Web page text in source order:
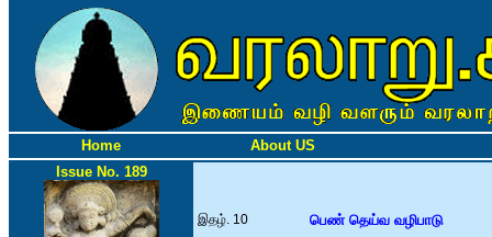
Home
About US
Issue No. 189
இதழ். 10 பெண் தெய்வ வழிபாடு